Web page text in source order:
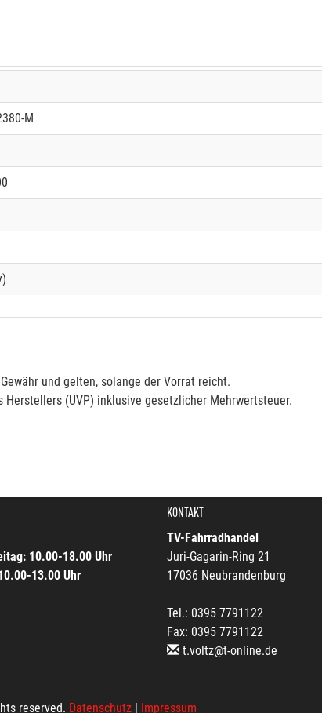
M
und gelten, solange der Vorrat reicht.
(UVP) inklusive gesetzlicher Mehrwertsteuer.
10.00-18.00 Uhr
13.00 Uhr
KONTAKT
TV-Fahrradhandel
Juri-Gagarin-Ring 21
17036 Neubrandenburg
Tel.: 0395 7791122
Fax: 0395 7791122
t.voltz@t-online.de
reserved. Datenschutz| Impressum